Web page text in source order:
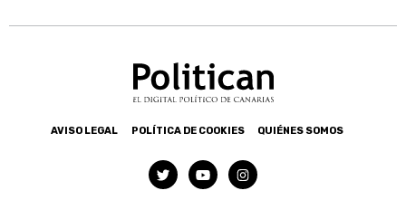
AVISO LEGAL POLÍTICA DE COOKIES QUIÉNES SOMOS